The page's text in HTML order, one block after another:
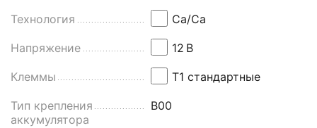
Технология Ca/Ca
Напряжение 12 В
Клеммы Т1 стандартные
Тип крепления
аккумулятора
B00